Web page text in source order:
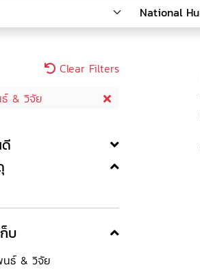
Clear Filters
& วิจัย
บ
ธ์ & วิจัย